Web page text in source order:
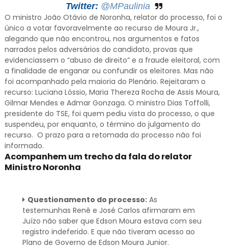
Twitter: @MPaulinia
O ministro João Otávio de Noronha, relator do processo, foi o
único a votar favoravelmente ao recurso de Moura Jr.,
alegando que não encontrou, nos argumentos e fatos
narrados pelos adversários do candidato, provas que
evidenciassem o “abuso de direito” e a fraude eleitoral, com
a finalidade de enganar ou confundir os eleitores. Mas não
foi acompanhado pela maioria do Plenário. Rejeitaram o
recurso: Luciana Lóssio, Maria Thereza Rocha de Assis Moura,
Gilmar Mendes e Admar Gonzaga. O ministro Dias Toffolli,
presidente do TSE, foi quem pediu vista do processo, o que
suspendeu, por enquanto, o término do julgamento do
recurso. O prazo para a retomada do processo não foi
informado.
Acompanhem um trecho da fala do relator
Ministro Noronha
Questionamento do processo:As
testemunhas Renê e José Carlos afirmaram em
Juízo não saber que Edson Moura estava com seu
registro indeferido. E que não tiveram acesso ao
Plano de Governo de Edson Moura Junior.